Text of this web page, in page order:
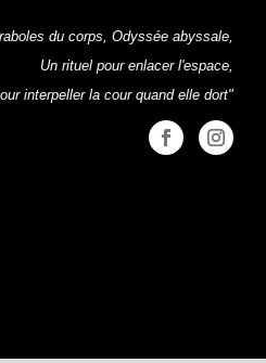
du corps, Odyssée abyssale,
Un rituel pour enlacer l'espace,
interpeller la cour quand elle dort"